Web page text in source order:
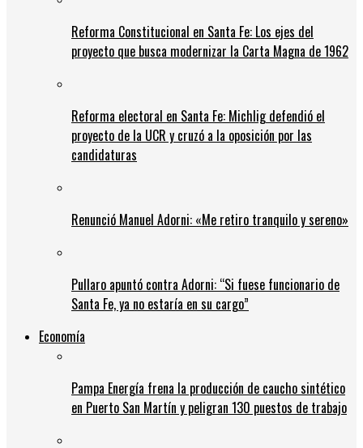
Reforma Constitucional en Santa Fe: Los ejes del
proyecto que busca modernizar la Carta Magna de 1962
Reforma electoral en Santa Fe: Michlig defendió el
proyecto de la UCR y cruzó a la oposición por las
candidaturas
Renunció Manuel Adorni: «Me retiro tranquilo y sereno»
Pullaro apuntó contra Adorni: “Si fuese funcionario de
Santa Fe, ya no estaría en su cargo”
Economía
Pampa Energía frena la producción de caucho sintético
en Puerto San Martín y peligran 130 puestos de trabajo